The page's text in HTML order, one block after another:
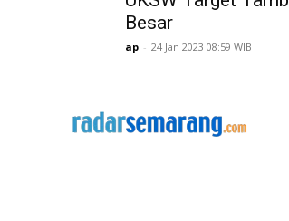
Besar
ap - 24 Jan 2023 08:59 WIB